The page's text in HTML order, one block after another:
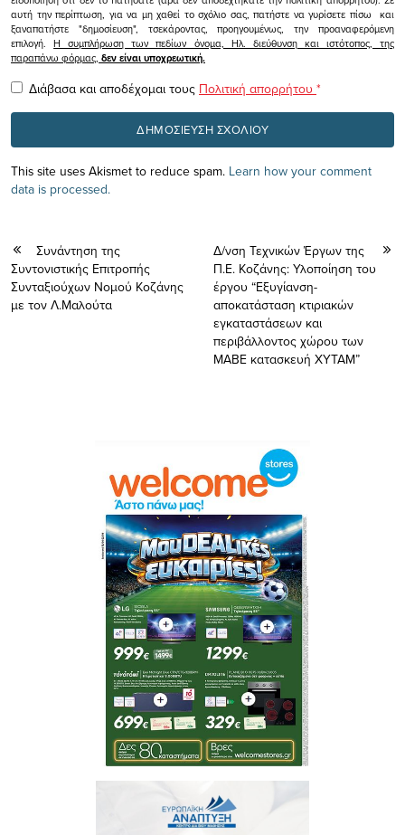
αυτή την περίπτωση, για να μη χαθεί το σχόλιο σας, πατήστε να γυρίσετε πίσω και
ξαναπατήστε "δημοσίευση", τσεκάροντας, προηγουμένως, την προαναφερόμενη
επιλογή.Η συμπλήρωση των πεδίων όνομα, Ηλ. διεύθυνση και ιστότοπος, της
παραπάνω φόρμας, δεν είναι υποχρεωτική.
Διάβασα και αποδέχομαι τους Πολιτική απορρήτου *
This site uses Akismet to reduce spam. Learn how your comment
data is processed.
Συνάντηση της
Συντονιστικής Επιτροπής
Συνταξιούχων Νομού Κοζάνης
με τον Λ.Μαλούτα
Δ/νση Τεχνικών Έργων της
Π.Ε. Κοζάνης: Υλοποίηση του
έργου “Εξυγίανση-
αποκατάσταση κτιριακών
εγκαταστάσεων και
περιβάλλοντος χώρου των
ΜΑΒΕ κατασκευή ΧΥΤΑΜ”